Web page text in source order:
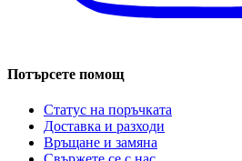
Потърсете помощ
Статус на поръчката
Доставка и разходи
Връщане и замяна